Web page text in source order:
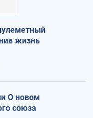
жизнь
О новом
союза